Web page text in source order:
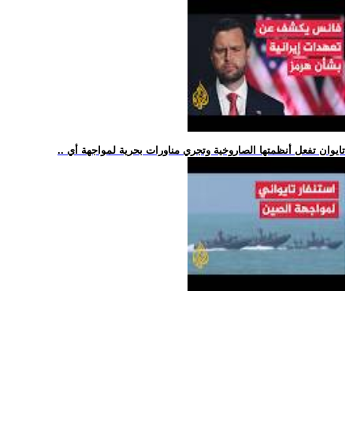
.. تايوان تفعل أنظمتها الصاروخية وتجري مناورات بحرية لمواجهة أي